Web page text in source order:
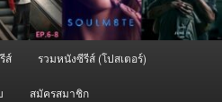
ส์ รวมหนังซีรีส์ (โปสเตอร์)
สมัครสมาชิก